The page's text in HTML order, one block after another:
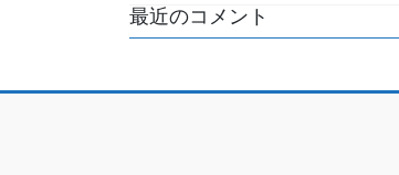
最近のコメント